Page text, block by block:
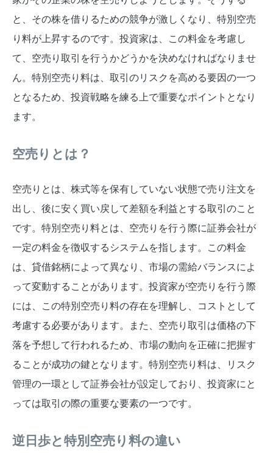
と、その株を借りるための競争が激しくなり、特別空売
り料が上昇するのです。投資家は、この料金を考慮し
て、空売り取引を行うかどうかを決めなければなりませ
ん。特別空売り料は、取引のリスクを高める要因の一つ
となるため、投資戦略を練る上で重要なポイントとなり
ます。
空売りとは？
空売りとは、株式等を保有していない状態で売り注文を
出し、後に安く買い戻して差額を利益とする取引のこと
です。特別空売り料とは、空売りを行う際に証券会社が
一定の料金を徴収するシステムを指します。この料金
は、貸借銘柄によって異なり、市場の需給バランスによ
って変動することがあります。投資家が空売りを行う際
には、この特別空売り料の存在を理解し、コストとして
考慮する必要があります。また、空売り取引は価格の下
落を予想して行われるため、市場の動向を正確に把握す
ることが成功の鍵となります。特別空売り料は、リスク
管理の一環として証券会社が設定しており、投資家にと
っては取引の際の重要な要素の一つです。
逆日歩と特別空売り料の違い